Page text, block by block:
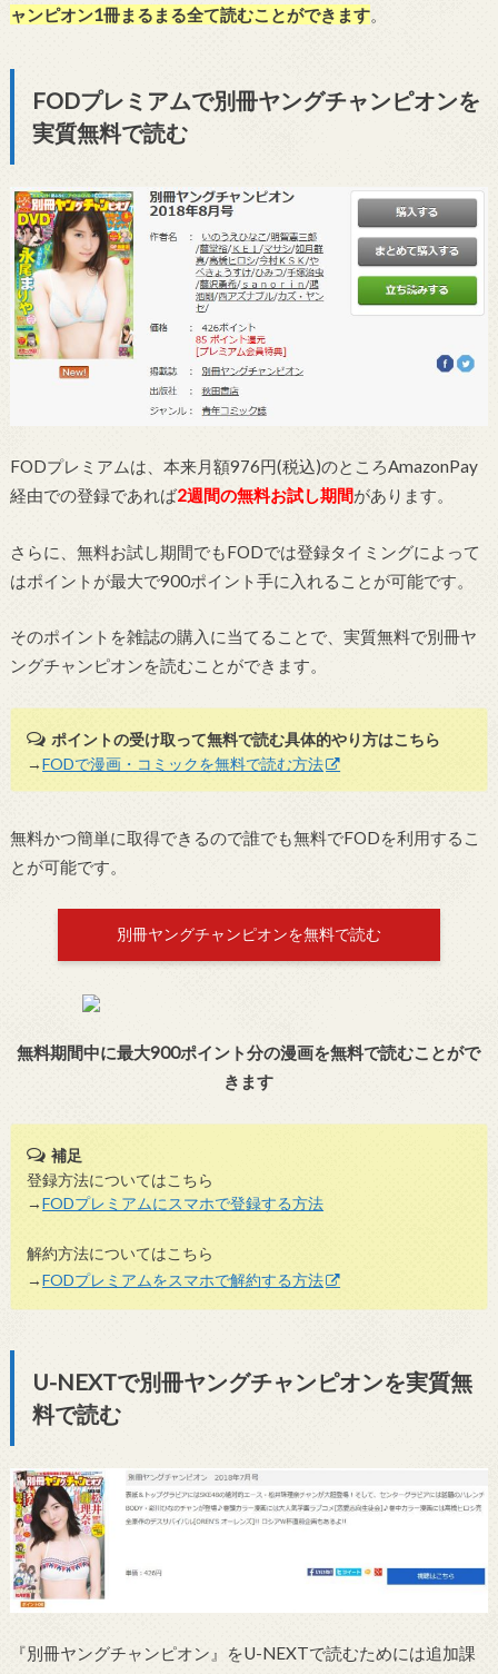
ャンピオン1冊まるまる全て読むことができます。
FODプレミアムで別冊ヤングチャンピオンを
実質無料で読む
FODプレミアムは、本来月額976円(税込)のところAmazonPay
経由での登録であれば2週間の無料お試し期間があります。
さらに、無料お試し期間でもFODでは登録タイミングによって
はポイントが最大で900ポイント手に入れることが可能です。
そのポイントを雑誌の購入に当てることで、実質無料で別冊ヤ
ングチャンピオンを読むことができます。
ポイントの受け取って無料で読む具体的やり方はこちら
→FODで漫画・コミックを無料で読む方法
無料かつ簡単に取得できるので誰でも無料でFODを利用するこ
とが可能です。
別冊ヤングチャンピオンを無料で読む
無料期間中に最大900ポイント分の漫画を無料で読むことがで
きます
補足
登録方法についてはこちら
→FODプレミアムにスマホで登録する方法
解約方法についてはこちら
→FODプレミアムをスマホで解約する方法
U-NEXTで別冊ヤングチャンピオンを実質無
料で読む
『別冊ヤングチャンピオン』をU-NEXTで読むためには追加課